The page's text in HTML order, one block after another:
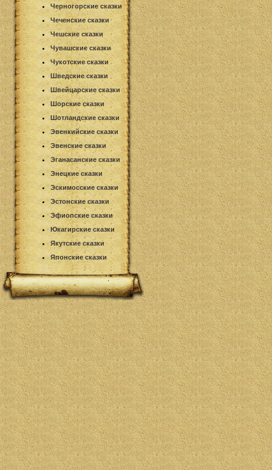
Черногорские сказки
Чеченские сказки
Чешские сказки
Чувашские сказки
Чукотские сказки
Шведские сказки
Швейцарские сказки
Шорские сказки
Шотландские сказки
Эвенкийские сказки
Эвенские сказки
Эганасанские сказки
Энецкие сказки
Эскимосские сказки
Эстонские сказки
Эфиопские сказки
Юкагирские сказки
Якутские сказки
Японские сказки